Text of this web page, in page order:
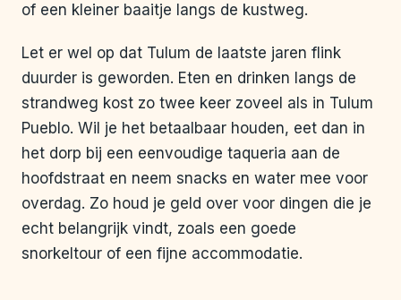
of een kleiner baaitje langs de kustweg.
Let er wel op dat Tulum de laatste jaren flink
duurder is geworden. Eten en drinken langs de
strandweg kost zo twee keer zoveel als in Tulum
Pueblo. Wil je het betaalbaar houden, eet dan in
het dorp bij een eenvoudige taqueria aan de
hoofdstraat en neem snacks en water mee voor
overdag. Zo houd je geld over voor dingen die je
echt belangrijk vindt, zoals een goede
snorkeltour of een fijne accommodatie.